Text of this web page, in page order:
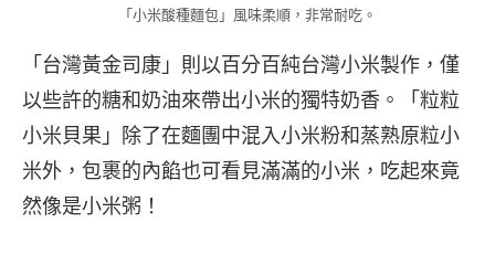
「小米酸種麵包」風味柔順，非常耐吃。
「台灣黃金司康」則以百分百純台灣小米製作，僅
以些許的糖和奶油來帶出小米的獨特奶香。「粒粒
小米貝果」除了在麵團中混入小米粉和蒸熟原粒小
米外，包裹的內餡也可看見滿滿的小米，吃起來竟
然像是小米粥！